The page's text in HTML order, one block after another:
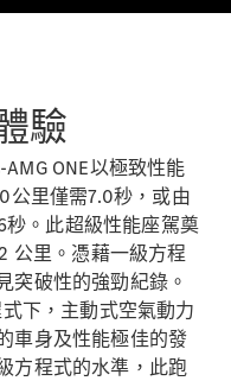
驗
ONE以極致性能
公里僅需7.0秒，或由
。此超級性能座駕奠
公里。憑藉一級方程
突破性的強勁紀錄。
下，主動式空氣動力
車身及性能極佳的發
方程式的水準，此跑